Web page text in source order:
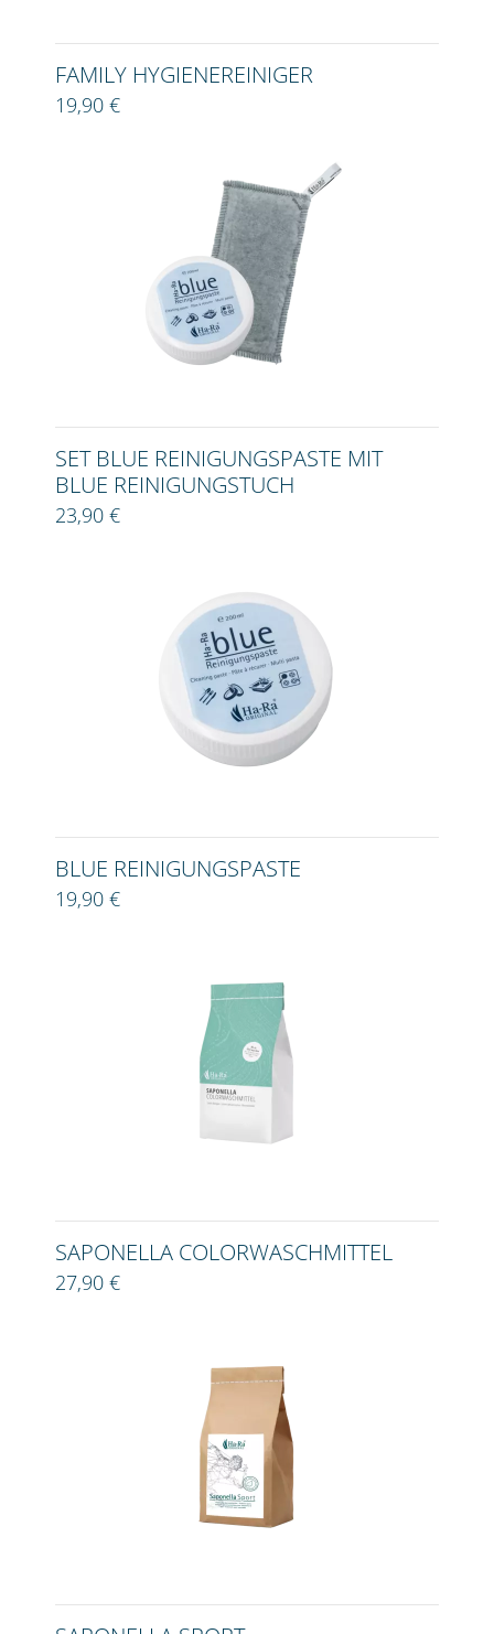
FAMILY HYGIENEREINIGER
19,90 €
SET BLUE REINIGUNGSPASTE MIT
BLUE REINIGUNGSTUCH
23,90 €
BLUE REINIGUNGSPASTE
19,90 €
SAPONELLA COLORWASCHMITTEL
27,90 €